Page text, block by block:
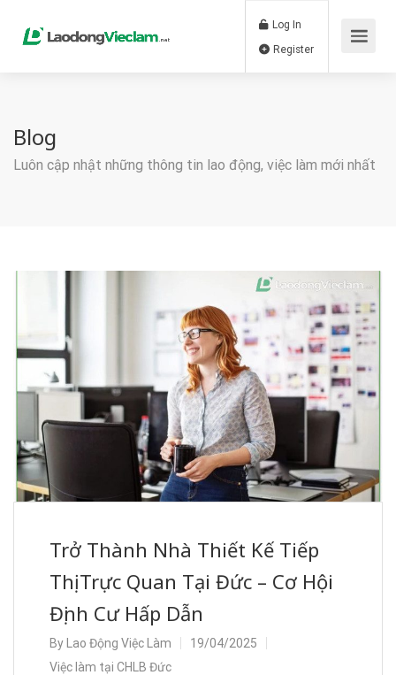
Log In
Blog
Luôn cập nhật những thông tin lao động, việc làm mới nhất
Trở Thành Nhà Thiết Kế Tiếp
Thị Trực Quan Tại Đức – Cơ Hội
Định Cư Hấp Dẫn
By Lao Động Việc Làm
19/04/2025
Việc làm tại CHLB Đức